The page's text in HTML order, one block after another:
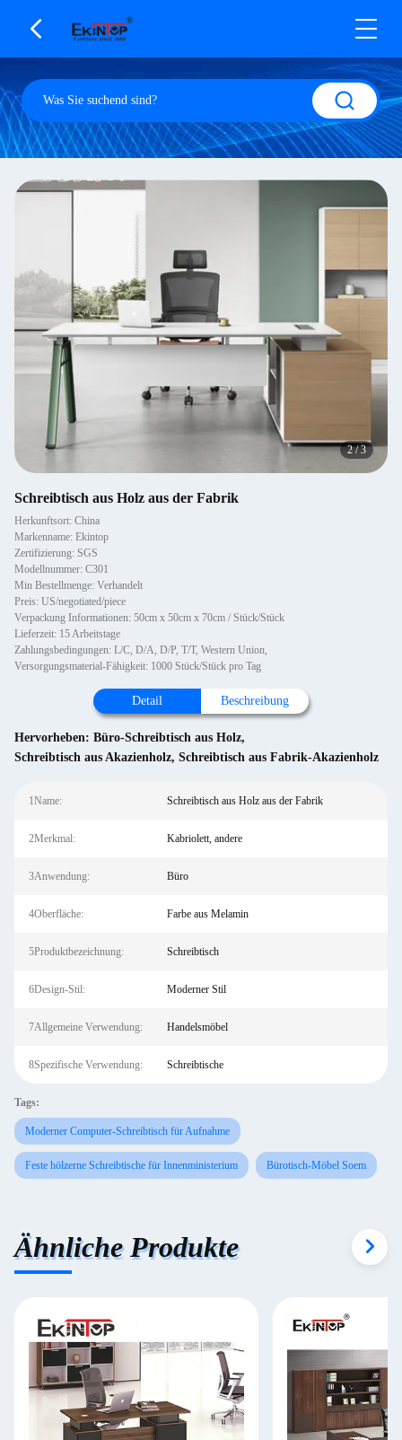
2/3
Schreibtisch aus Holz aus der Fabrik
Herkunftsort: China
Markenname: Ekintop
Zertifizierung: SGS
Modellnummer: C301
Min Bestellmenge: Verhandelt
Preis: US/negotiated/piece
Verpackung Informationen: 50cm x 50cm x 70cm / Stück/Stück
Lieferzeit: 15 Arbeitstage
Zahlungsbedingungen: L/C, D/A, D/P, T/T, Western Union,
Versorgungsmaterial-Fähigkeit: 1000 Stück/Stück pro Tag
Detail Beschreibung
Hervorheben: Büro-Schreibtisch aus Holz,
Schreibtisch aus Akazienholz, Schreibtisch aus Fabrik-Akazienholz
1Name: Schreibtisch aus Holz aus der Fabrik
2Merkmal: Kabriolett, andere
3Anwendung: Büro
4Oberfläche: Farbe aus Melamin
5Produktbezeichnung: Schreibtisch
6Design-Stil: Moderner Stil
7Allgemeine Verwendung: Handelsmöbel
8Spezifische Verwendung: Schreibtische
Tags:
Moderner Computer-Schreibtisch für Aufnahme
Feste hölzerne Schreibtische für Innenministerium Bürotisch-Möbel Soem
Ähnliche Produkte